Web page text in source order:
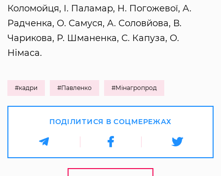
Коломойця, І. Паламар, Н. Погожевої, А.
Радченка, О. Самуся, А. Соловйова, В.
Чарикова, Р. Шманенка, С. Капуза, О.
Німаса.
#кадри #Павленко #Мінагропрод
ПОДІЛИТИСЯ В СОЦМЕРЕЖАХ